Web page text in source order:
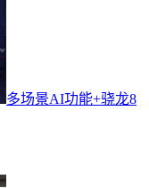
多场景AI功能+骁龙8